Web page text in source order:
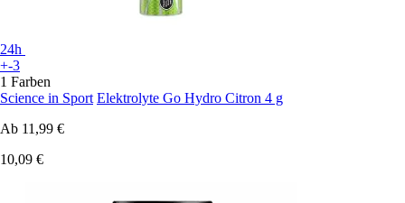
24h
+-3
1 Farben
Science in Sport Elektrolyte Go Hydro Citron 4 g
Ab 11,99 €
10,09 €